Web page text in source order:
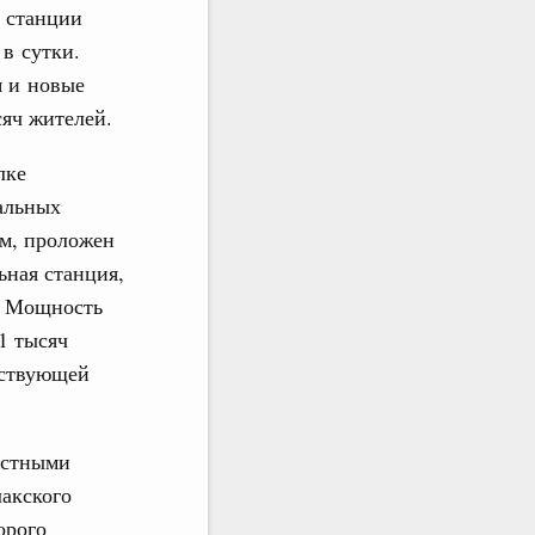
сутки.
и новые
жителей.
проложен
станция,
Мощность
тысяч